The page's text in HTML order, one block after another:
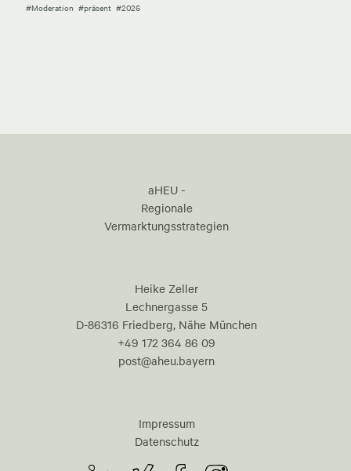
#Moderation #präsent #2026
aHEU -
Regionale
Vermarktungsstrategien
Heike Zeller
Lechnergasse 5
D-86316 Friedberg, Nähe München
+49 172 364 86 09
post@aheu.bayern
Impressum
Datenschutz